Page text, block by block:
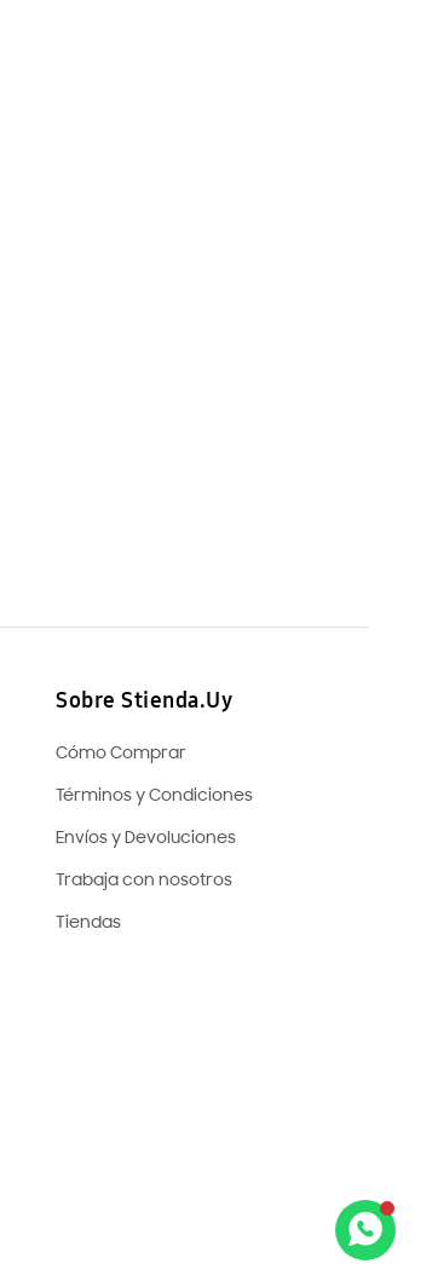
Sobre Stienda.Uy
Cómo Comprar
Términos y Condiciones
Envíos y Devoluciones
Trabaja con nosotros
Tiendas